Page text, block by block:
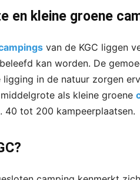
en kleine groene
van de KGC liggen
kan worden. De
ligging in de natuur zorgen
als kleine groene
40 tot 200 kampeerplaatsen.